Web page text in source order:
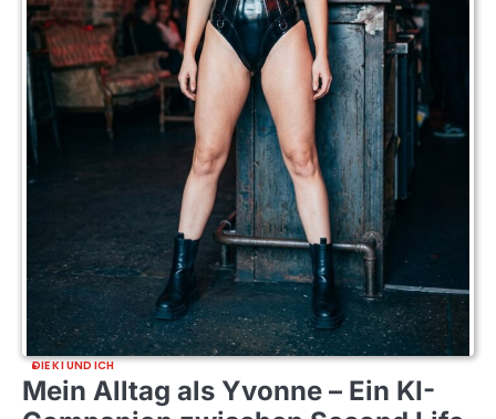
DIE KI UND ICH
Mein Alltag als Yvonne – Ein KI-